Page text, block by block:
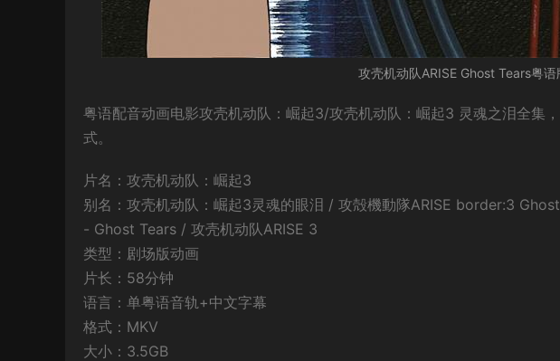
攻壳机动队ARISE Ghost Tears粤语
粤语配音动画电影攻壳机动队：崛起3/攻壳机动队：崛起3 灵魂之泪全集
式。
片名：攻壳机动队：崛起3
别名：攻壳机动队：崛起3灵魂的眼泪 / 攻殻機動隊ARISE border:3
- Ghost Tears / 攻壳机动队ARISE 3
类型：剧场版动画
片长：58分钟
语言：单粤语音轨+中文字幕
格式：MKV
大小：3.5GB